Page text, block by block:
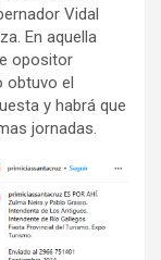
Vidal
En aquella
opositor
obtuvo el
y habrá que
jornadas.